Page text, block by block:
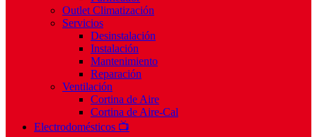
Outlet Climatización
Servicios
Desinstalación
Instalación
Mantenimiento
Reparación
Ventilación
Cortina de Aire
Cortina de Aire-Cal
Electrodomésticos 📺